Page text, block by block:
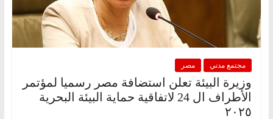
مجتمع مدني مصر
وزيرة البيئة تعلن استضافة مصر رسميا لمؤتمر
الأطراف ال 24 لاتفاقیة حمایة البیئة البحریة
٢٠٢٥